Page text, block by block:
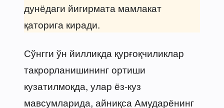
дунёдаги йигирмата мамлакат
қаторига киради.
Сўнгги ўн йилликда қурғоқчиликлар
такрорланишининг ортиши
кузатилмоқда, улар ёз-куз
мавсумларида, айниқса Амударёнинг